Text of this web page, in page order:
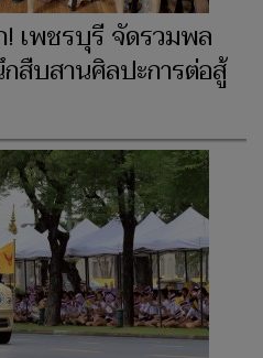
! เพชรบุรี จัดรวมพล
สืบสานศิลปะการต่อสู้